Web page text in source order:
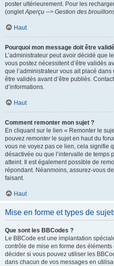
poster ultérieurement. Pour les
(ongletAperçu --> Gestion des
Haut
Pourquoi mon message doit être
L’administrateur peut avoir décidé que
vous postez nécessitent d’être validés
que l’administrateur vous ait placé
être validés avant d’être publiés.
d’informations.
Haut
Comment remonter mon sujet ?
En cliquant sur le lien « Remonter le
pouvez remonterle sujet en haut du
vous ne voyez pas ce lien, cela signifie
désactivée ou que l’intervalle de temps
atteint. Il est également possible de
répondant. Néanmoins, assurez-vous
faisant.
Haut
Mise en forme et types de
Que sont les BBCodes ?
Le BBCode est une implantation
contrôle de mise en forme des éléments
décider si vous pouvez utiliser les
dans chacun de vos messages en